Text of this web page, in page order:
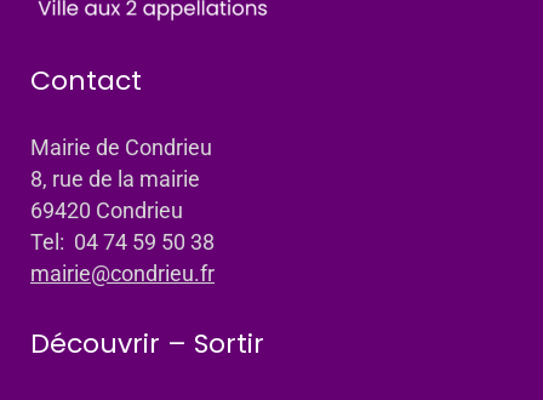
Contact
Mairie de Condrieu
8, rue de la mairie
69420 Condrieu
Tel: 04 74 59 50 38
mairie@condrieu.fr
Découvrir – Sortir